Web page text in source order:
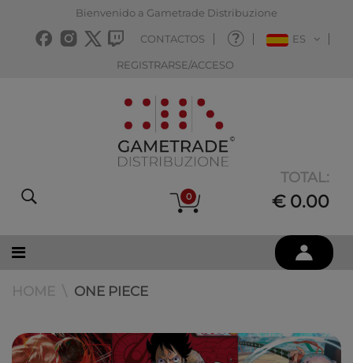
Bienvenido a Gametrade Distribuzione
CONTACTOS ES
REGISTRARSE/ACCESO
0
TOTAL:
€ 0.00
ONE PIECE